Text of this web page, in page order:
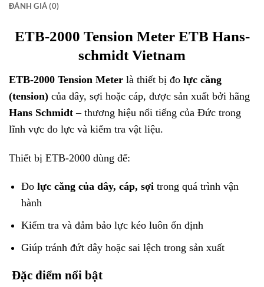
ĐÁNH GIÁ (0)
ETB-2000 Tension Meter ETB Hans-
schmidt Vietnam
ETB-2000 Tension Meter là thiết bị đo lực căng
(tension) của dây, sợi hoặc cáp, được sản xuất bởi hãng
Hans Schmidt – thương hiệu nổi tiếng của Đức trong
lĩnh vực đo lực và kiểm tra vật liệu.
Thiết bị ETB-2000 dùng để:
Đo lực căng của dây, cáp, sợitrong quá trình vận
hành
Kiểm tra và đảm bảo lực kéo luôn ổn định
Giúp tránh đứt dây hoặc sai lệch trong sản xuất
Đặc điểm nổi bật